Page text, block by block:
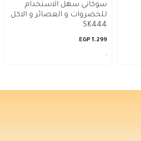
سوكاني سهل الاستخدام
للخضروات و العصائر و الاكل
SK444
1.299
EGP